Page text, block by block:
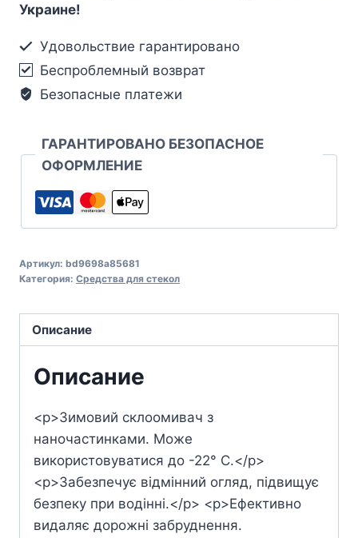
Украине!
Удовольствие гарантировано
Беспроблемный возврат
Безопасные платежи
ГАРАНТИРОВАНО БЕЗОПАСНОЕ
ОФОРМЛЕНИЕ
Артикул: bd9698a85681
Категория: Средства для стекол
Описание
Описание
<p>Зимовий склоомивач з
наночастинками. Може
використовуватися до -22° C.</p>
<p>Забезпечує відмінний огляд, підвищує
безпеку при водінні.</p> <p>Ефективно
видаляє дорожні забруднення.